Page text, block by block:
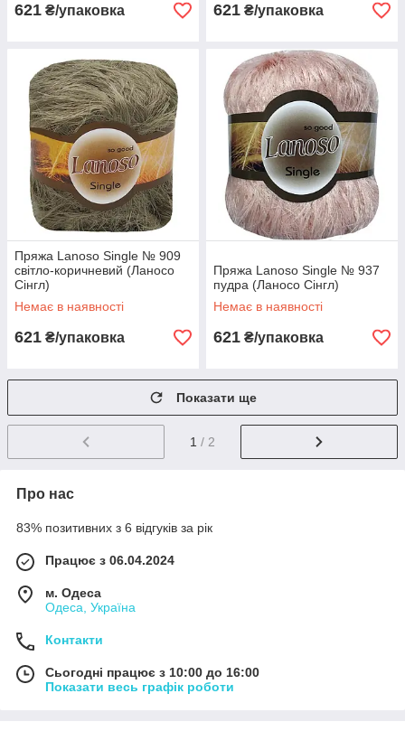
621 ₴/упаковка 621 ₴/упаковка
Пряжа Lanoso Single № 909
світло-коричневий (Ланосо
Сінгл)
Немає в наявності
621 ₴/упаковка
Пряжа Lanoso Single № 937
пудра (Ланосо Сінгл)
Немає в наявності
621 ₴/упаковка
Показати ще
1 / 2
Про нас
83% позитивних з 6 відгуків за рік
Працює з 06.04.2024
м. Одеса
Одеса, Україна
Контакти
Сьогодні працює з 10:00 до 16:00
Показати весь графік роботи